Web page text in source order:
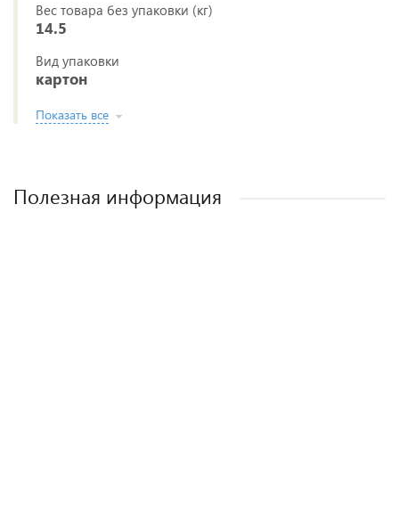
Вес товара без упаковки (кг)
14.5
Вид упаковки
картон
Показать все
Полезная информация